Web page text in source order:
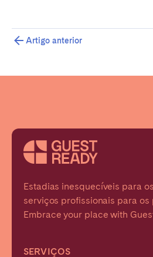
Artigo anterior
Estadias inesquecíveis para
serviços profissionais para os
Embrace your place with
SERVIÇOS
English
Español